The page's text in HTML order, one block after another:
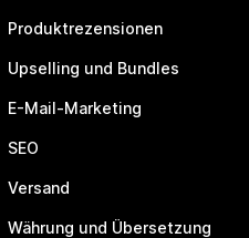
Produktrezensionen
Upselling und Bundles
E-Mail-Marketing
SEO
Versand
Währung und Übersetzung